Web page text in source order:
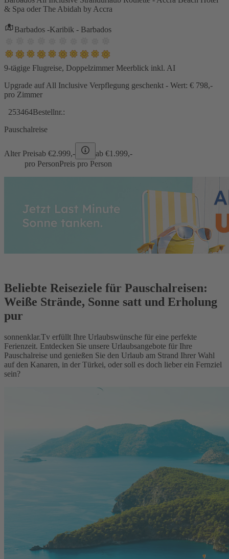
& Spa oder The Abidah by Accra
Barbados -Karibik - Barbados
9-tägige Flugreise, Doppelzimmer Meerblick inkl. AI
Upgrade auf All Inclusive Verpflegung geschenkt - Wert: € 798,-
pro Zimmer
253464Bestellnr.:
Pauschalreise
Alter Preisab €2.999,- ab €1.999,-
pro PersonPreis pro Person
Beliebte Reiseziele für Pauschalreisen:
Weiße Strände, Sonne satt und Erholung
pur
sonnenklar.Tv erfüllt Ihre Urlaubswünsche für eine perfekte
Ferienzeit. Entdecken Sie unsere Urlaubsangebote für Ihre
Pauschalreise und genießen Sie den Urlaub am Strand Ihrer Wahl
auf den Kanaren, in der Türkei, oder soll es doch lieber ein Fernziel
sein?